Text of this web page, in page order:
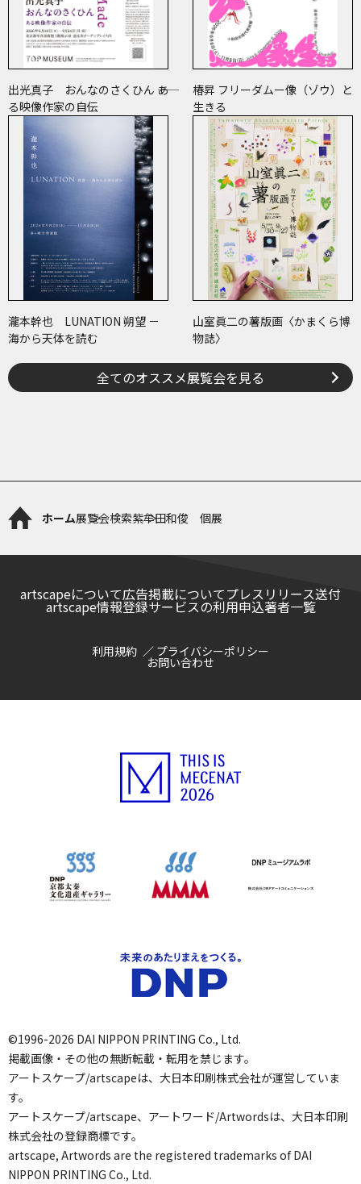
出光真子 おんなのさくひん ――あ
る映像作家の自伝
椿昇 フリーダムー像（ゾウ）と
生きる
瀧本幹也 LUNATION 朔望 －
海から天体を読む
山室眞二の薯版画〈かまくら博
物誌〉
全てのオススメ展覧会を見る
ホーム展覧会検索紫牟田和俊 個展
artscapeについて広告掲載についてプレスリリース送付
artscape情報登録サービスの利用申込著者一覧
利用規約 プライバシーポリシー
お問い合わせ
©1996-2026 DAI NIPPON PRINTING Co., Ltd.
掲載画像・その他の無断転載・転用を禁じます。
アートスケープ/artscapeは、大日本印刷株式会社が運営していま
す。
アートスケープ/artscape、アートワード/Artwordsは、大日本印刷
株式会社の登録商標です。
artscape, Artwords are the registered trademarks of DAI
NIPPON PRINTING Co., Ltd.